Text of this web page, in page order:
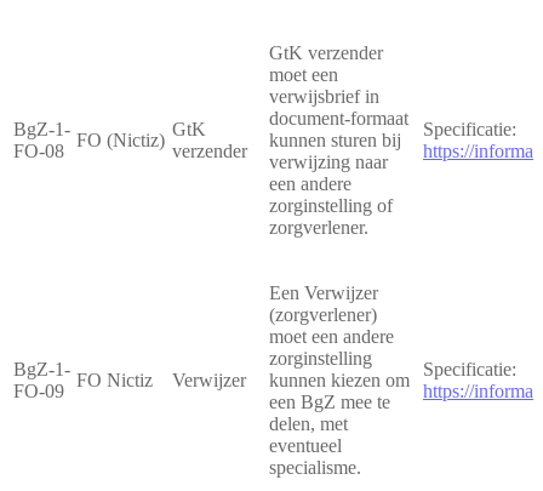
BgZ-1-
FO-08
FO (Nictiz)
GtK
verzender
GtK verzender
moet een
verwijsbrief in
document-formaat
kunnen sturen bij
verwijzing naar
een andere
zorginstelling of
zorgverlener.
Specificatie:
https://
BgZ-1-
FO-09
FO Nictiz Verwijzer
Een Verwijzer
(zorgverlener)
moet een andere
zorginstelling
kunnen kiezen om
een BgZ mee te
delen, met
eventueel
specialisme.
Specificatie:
https://